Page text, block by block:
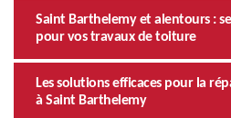
Saint Barthelemy et alentours :
pour vos travaux de toiture
Les solutions efficaces pour la
à Saint Barthelemy